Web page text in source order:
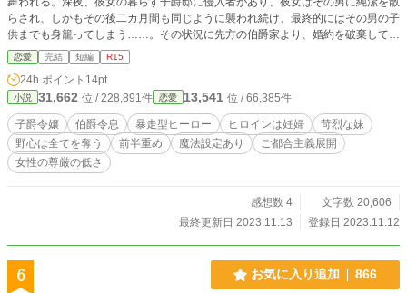
らされ、しかもその後二カ月間も同じように襲われ続け、最終的にはその男の子
供までも身籠ってしまう……。その状況に先方の伯爵家より、婚約を破棄して欲
しいと迫られた。血筋を重んじる貴族社会では、いくら被害者とはいえ、どこの
馬の骨とも分からぬ男の子供を身籠ったシャーロッテは受け入れられないのだろ
う。被害者であるシャーロッテに申し訳ない様子を見せる伯爵。しかし、その息
子である婚約者のアルベルトは、何故か怒りの表情を浮かべていた。11年前に
シャーロッテと婚約を交わし、つい数日まで仲睦まじかったアルベルトの急変し
た態度から、シャーロッテの妹リリアーナは姉が故意にその侵入者を招き入れた
とアルベルトが思い込んでいるのでは、と懸念し始める。被害者である姉に婚約
破棄を促し、更に不当な怒りをぶつけてくる伯爵家の人間に対し、リリアーナの
４話で完結。 ※作中『凌辱』という言葉が出てくるので一応『R15』と『残酷
な描写あり』のタグ付けております。
恋愛 完結 短編 R15
24h.ポイント 14pt
小説 31,662 位 / 228,891件 恋愛 13,541 位 / 66,385件
子爵令嬢 伯爵令息 暴走型ヒーロー ヒロインは妊婦
苛烈な妹
野心は全てを奪う
前半重め 魔法設定あり
ご都合主義展開
女性の尊厳の低さ
感想数 4
文字数 20,606
最終更新日 2023.11.13
登録日 2023.11.12
6 お気に入り追加 866